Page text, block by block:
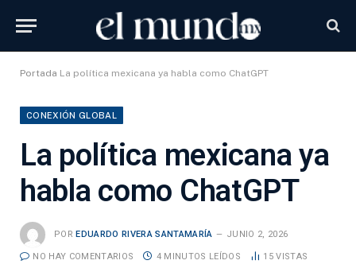
Portada La política mexicana ya habla como ChatGPT
CONEXIÓN GLOBAL
La política mexicana ya
habla como ChatGPT
POR EDUARDO RIVERA SANTAMARÍA JUNIO 2, 2026
NO HAY COMENTARIOS 4 MINUTOS LEÍDOS 15VISTAS